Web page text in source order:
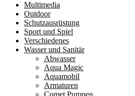
Multimedia
Outdoor
Schutzausrüstung
Sport und Spiel
Verschiedenes
Wasser und Sanitär
Abwasser
Aqua Magic
Aquamobil
Armaturen
Comet Pumpen